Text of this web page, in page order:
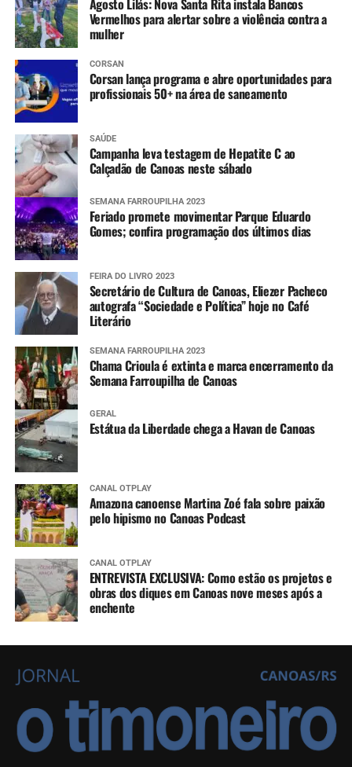
Agosto Lilás: Nova Santa Rita instala Bancos
Vermelhos para alertar sobre a violência contra a
mulher
CORSAN
Corsan lança programa e abre oportunidades para
profissionais 50+ na área de saneamento
SAÚDE
Campanha leva testagem de Hepatite C ao
Calçadão de Canoas neste sábado
SEMANA FARROUPILHA 2023
Feriado promete movimentar Parque Eduardo
Gomes; confira programação dos últimos dias
FEIRA DO LIVRO 2023
Secretário de Cultura de Canoas, Eliezer Pacheco
autografa “Sociedade e Política” hoje no Café
Literário
SEMANA FARROUPILHA 2023
Chama Crioula é extinta e marca encerramento da
Semana Farroupilha de Canoas
GERAL
Estátua da Liberdade chega a Havan de Canoas
CANAL OTPLAY
Amazona canoense Martina Zoé fala sobre paixão
pelo hipismo no Canoas Podcast
CANAL OTPLAY
ENTREVISTA EXCLUSIVA: Como estão os projetos e
obras dos diques em Canoas nove meses após a
enchente